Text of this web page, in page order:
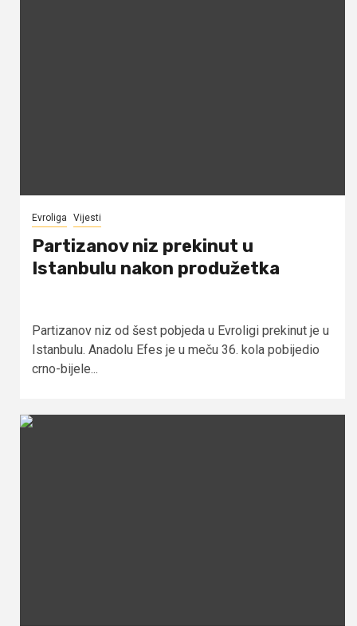
Evroliga Vijesti
Partizanov niz prekinut u
Istanbulu nakon produžetka
Partizanov niz od šest pobjeda u Evroligi prekinut je u
Istanbulu. Anadolu Efes je u meču 36. kola pobijedio
crno-bijele...